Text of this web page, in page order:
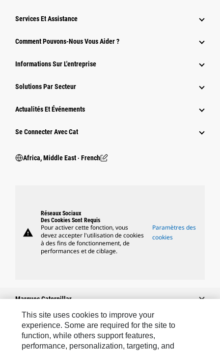
Services Et Assistance
Comment Pouvons-Nous Vous Aider ?
Informations Sur L'entreprise
Solutions Par Secteur
Actualités Et Événements
Se Connecter Avec Cat
Africa, Middle East ‧ French
warning
Réseaux Sociaux
Des Cookies Sont Requis
Pour activer cette fonction, vous
devez accepter l'utilisation de cookies
à des fins de fonctionnement, de
performances et de ciblage.
Paramètres des
cookies
Marques Caterpillar
Caterpillar.com
This site uses cookies to improve your
experience. Some are required for the site to
function, while others support features,
performance, personalization, targeting, and